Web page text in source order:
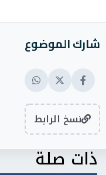
شارك الموضوع
نسخ الرابط
ذات صلة